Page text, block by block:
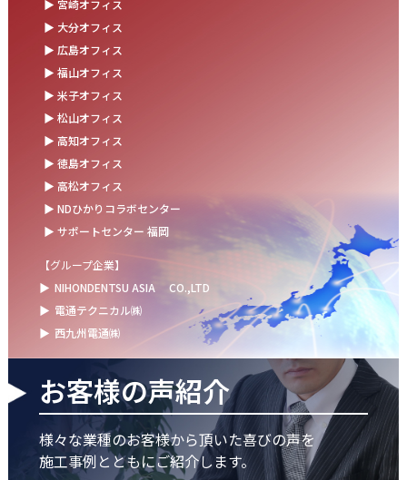
お盆の休業に伴うお知らせ
2025.07.11
事務部会＆懇親会を開催しました！
2025.06.27
＼新卒第9期生 辞令交付式を開催しました／
ウォーターサーバー設置完了！～健康経営の取組み～
▶ 宮崎オフィス
▶ 大分オフィス
▶ 広島オフィス
▶ 福山オフィス
▶ 米子オフィス
▶ 松山オフィス
▶ 高知オフィス
▶ 徳島オフィス
▶ 高松オフィス
▶ NDひかりコラボセンター
▶ サポートセンター 福岡
【グループ企業】
▶ NIHONDENTSU ASIA CO.,LTD
▶ 電通テクニカル㈱
▶ 西九州電通㈱
お客様の声紹介
様々な業種のお客様から頂いた喜びの声を
施工事例とともにご紹介します。